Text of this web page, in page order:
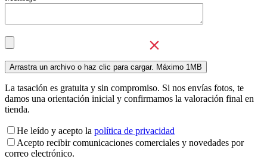
La tasación es gratuita y sin compromiso. Si nos envías fotos, te
damos una orientación inicial y confirmamos la valoración final en
tienda.
He leído y acepto la política de privacidad
Acepto recibir comunicaciones comerciales y novedades por
correo electrónico.